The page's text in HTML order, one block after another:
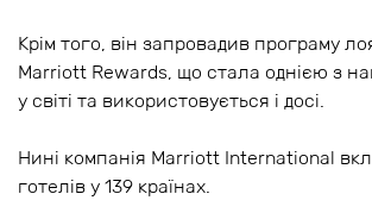
Крім того, він запровадив програму
Marriott Rewards, що стала однією з
у світі та використовується і досі.
Нині компанія Marriott International
готелів у 139 країнах.